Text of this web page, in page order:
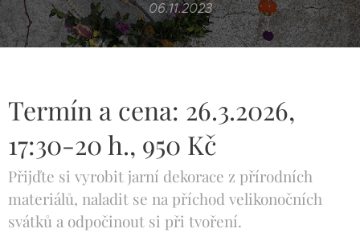
06.11.2023
Termín a cena: 26.3.2026,
17:30-20 h., 950 Kč
Přijďte si vyrobit jarní dekorace z přírodních
materiálů, naladit se na příchod velikonočních
svátků a odpočinout si při tvoření.